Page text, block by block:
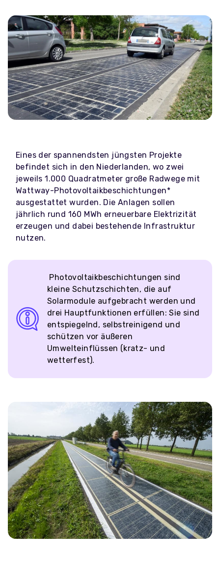
Eines der spannendsten jüngsten Projekte
befindet sich in den Niederlanden, wo zwei
jeweils 1.000 Quadratmeter große Radwege mit
Wattway-Photovoltaikbeschichtungen*
ausgestattet wurden. Die Anlagen sollen
jährlich rund 160 MWh erneuerbare Elektrizität
erzeugen und dabei bestehende Infrastruktur
nutzen.
Photovoltaikbeschichtungen sind
kleine Schutzschichten, die auf
Solarmodule aufgebracht werden und
drei Hauptfunktionen erfüllen: Sie sind
entspiegelnd, selbstreinigend und
schützen vor äußeren
Umwelteinflüssen (kratz- und
wetterfest).